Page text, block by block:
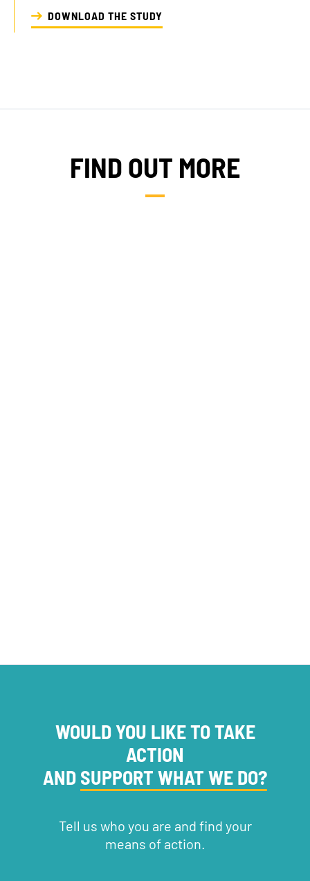
NEWS TAKE ACTION
DOWNLOAD THE STUDY
FIND OUT MORE
WOULD YOU LIKE TO TAKE
ACTION
AND SUPPORT WHAT WE DO?
Tell us who you are and find your
means of action.